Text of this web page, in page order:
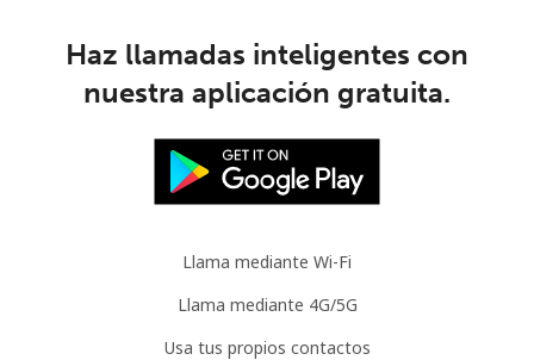
Haz llamadas inteligentes con
nuestra aplicación gratuita.
Llama mediante Wi-Fi
Llama mediante 4G/5G
Usa tus propios contactos